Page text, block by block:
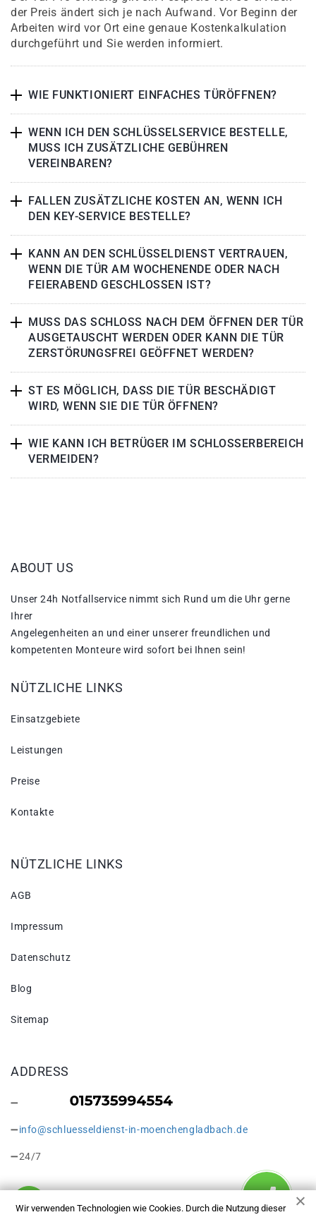
der Preis ändert sich je nach Aufwand. Vor Beginn der
Arbeiten wird vor Ort eine genaue Kostenkalkulation
durchgeführt und Sie werden informiert.
WIE FUNKTIONIERT EINFACHES TÜRÖFFNEN?
WENN ICH DEN SCHLÜSSELSERVICE BESTELLE,
MUSS ICH ZUSÄTZLICHE GEBÜHREN
VEREINBAREN?
FALLEN ZUSÄTZLICHE KOSTEN AN, WENN ICH
DEN KEY-SERVICE BESTELLE?
KANN AN DEN SCHLÜSSELDIENST VERTRAUEN,
WENN DIE TÜR AM WOCHENENDE ODER NACH
FEIERABEND GESCHLOSSEN IST?
MUSS DAS SCHLOSS NACH DEM ÖFFNEN DER TÜR
AUSGETAUSCHT WERDEN ODER KANN DIE TÜR
ZERSTÖRUNGSFREI GEÖFFNET WERDEN?
ST ES MÖGLICH, DASS DIE TÜR BESCHÄDIGT
WIRD, WENN SIE DIE TÜR ÖFFNEN?
WIE KANN ICH BETRÜGER IM SCHLOSSERBEREICH
VERMEIDEN?
Wir verwenden Technologien wie Cookies. Durch die Nutzung dieser
ABOUT US
Unser 24h Notfallservice nimmt sich Rund um die Uhr gerne
Ihrer
Angelegenheiten an und einer unserer freundlichen und
kompetenten Monteure wird sofort bei Ihnen sein!
NÜTZLICHE LINKS
Einsatzgebiete
Leistungen
Preise
Kontakte
NÜTZLICHE LINKS
AGB
Impressum
Datenschutz
Blog
Sitemap
ADDRESS
info@schluesseldienst-in-moenchengladbach.de
24/7